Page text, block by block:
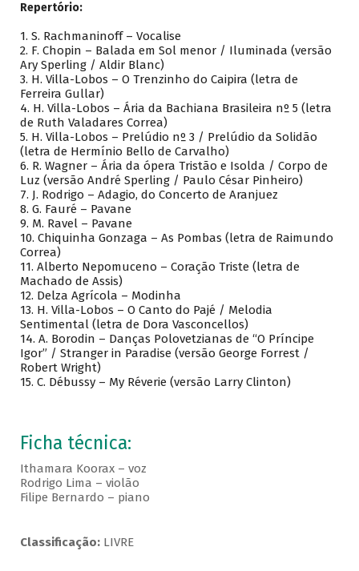
Repertório:
1. S. Rachmaninoff – Vocalise
2. F. Chopin – Balada em Sol menor / Iluminada (versão
Ary Sperling / Aldir Blanc)
3. H. Villa-Lobos – O Trenzinho do Caipira (letra de
Ferreira Gullar)
4. H. Villa-Lobos – Ária da Bachiana Brasileira nº 5 (letra
de Ruth Valadares Correa)
5. H. Villa-Lobos – Prelúdio nº 3 / Prelúdio da Solidão
(letra de Hermínio Bello de Carvalho)
6. R. Wagner – Ária da ópera Tristão e Isolda / Corpo de
Luz (versão André Sperling / Paulo César Pinheiro)
7. J. Rodrigo – Adagio, do Concerto de Aranjuez
8. G. Fauré – Pavane
9. M. Ravel – Pavane
10. Chiquinha Gonzaga – As Pombas (letra de Raimundo
Correa)
11. Alberto Nepomuceno – Coração Triste (letra de
Machado de Assis)
12. Delza Agrícola – Modinha
13. H. Villa-Lobos – O Canto do Pajé / Melodia
Sentimental (letra de Dora Vasconcellos)
14. A. Borodin – Danças Polovetzianas de “O Príncipe
Igor” / Stranger in Paradise (versão George Forrest /
Robert Wright)
15. C. Débussy – My Réverie (versão Larry Clinton)
Ficha técnica:
Ithamara Koorax – voz
Rodrigo Lima – violão
Filipe Bernardo – piano
Classificação:LIVRE